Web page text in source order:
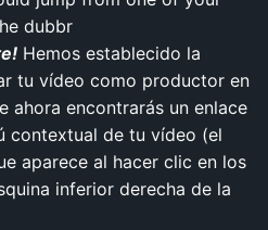
dubbr
Hemos establecido la
tu vídeo como productor en
ahora encontrarás un enlace
contextual de tu vídeo (el
aparece al hacer clic en los
inferior derecha de la